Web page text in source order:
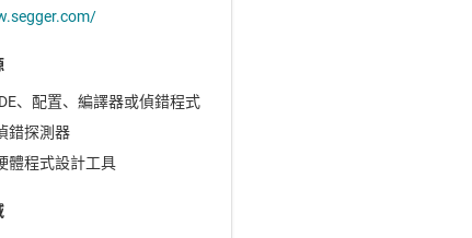
、配置、編譯器或偵錯程式
錯探測器
體程式設計工具